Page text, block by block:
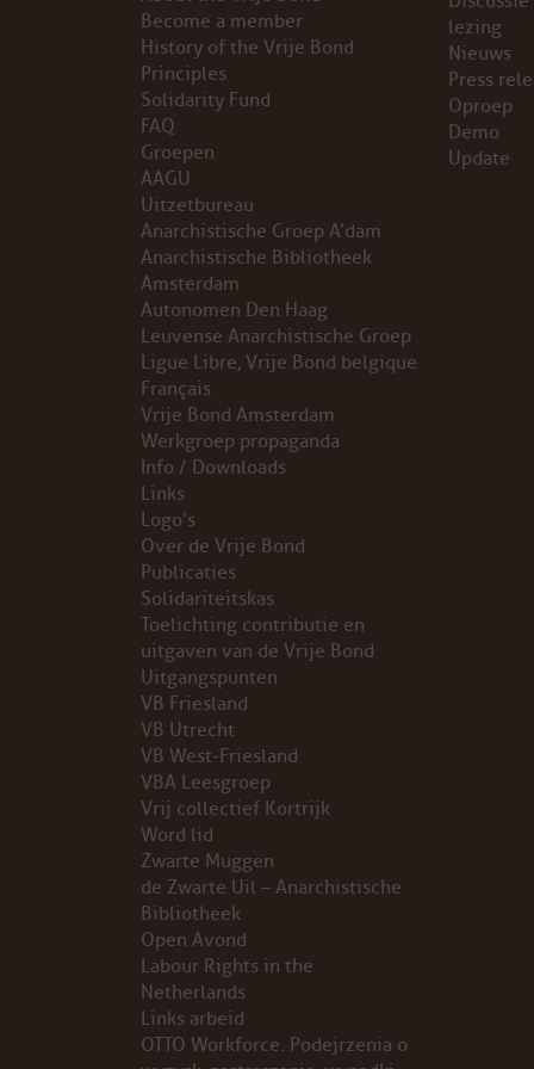
VB FRIESLAND
VB WEST-FRIESLAND
ZWARTE MUGGEN
WERKGROEP ARBEID
WERKGROEP PROPAGANDA
CAMPAGNES
ANARCHISME – EEN INTRODUCTIE
OTTO SLAVEFORCE
JUMBO DISTRIBUTIECENTRA EN OTTO WORKFORCE
PROBLEMY Z AGENCJA… PRACY TYMCZASOWEJ
KUNST-ANARCHISTISCHE DAG BAJEENKOMST
VERKIEZINGEN
BASTION BASTARDS
DE CRISIS VOORBIJ
CODE ZWART
FREE JOCK PALFREEMAN
BUITEN DE ORDE
Become a member
History of the Vrije Bond
Principles
Solidarity Fund
FAQ
Groepen
AAGU
Uitzetbureau
Anarchistische Groep A’dam
Anarchistische Bibliotheek
Amsterdam
Autonomen Den Haag
Leuvense Anarchistische Groep
Ligue Libre, Vrije Bond belgique
Français
Vrije Bond Amsterdam
Werkgroep propaganda
Info / Downloads
Links
Logo’s
Over de Vrije Bond
Publicaties
Solidariteitskas
Toelichting contributie en
uitgaven van de Vrije Bond
Uitgangspunten
VB Friesland
VB Utrecht
VB West-Friesland
VBA Leesgroep
Vrij collectief Kortrijk
Word lid
Zwarte Muggen
de Zwarte Uil – Anarchistische
Bibliotheek
Open Avond
Labour Rights in the
Netherlands
Links arbeid
OTTO Workforce. Podejrzenia o
lezing
Nieuws
Press
Oproep
Demo
Update